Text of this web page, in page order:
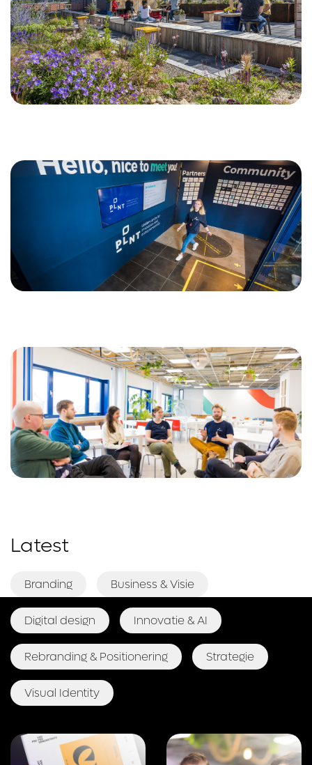
Latest
Branding Business & Visie
Digital design Innovatie & AI
Rebranding & Positionering Strategie
Visual Identity